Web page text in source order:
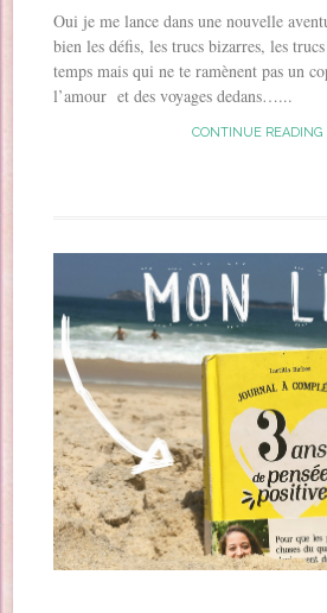
Oui je me lance dans une nouvelle
bien les défis, les trucs bizarres, les
temps mais qui ne te ramènent pas un
l’amour et des voyages dedans…...
CONTINUE